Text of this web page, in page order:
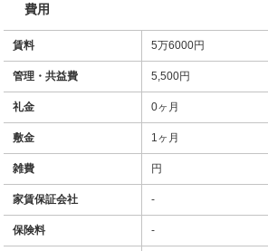
費用
賃料 5万6000円
管理・共益費 5,500円
礼金 0ヶ月
敷金 1ヶ月
雑費 円
家賃保証会社 -
保険料 -